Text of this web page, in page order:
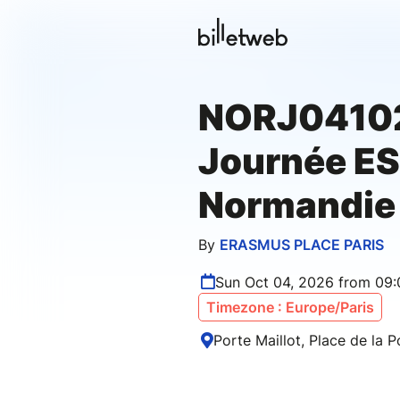
Journée
Normandie
By ERASMUS PLACE PARIS
Sun Oct 04, 2026 from
Timezone : Europe/Paris
Porte Maillot, Place de la